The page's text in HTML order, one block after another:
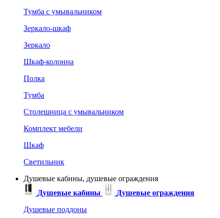
Тумба с умывальником
Зеркало-шкаф
Зеркало
Шкаф-колонна
Полка
Тумба
Столешница с умывальником
Комплект мебели
Шкаф
Светильник
Душевые кабины, душевые ограждения
Душевые кабины
Душевые ограждения
Душевые поддоны